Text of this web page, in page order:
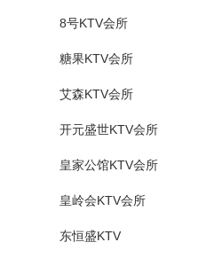
8号KTV会所
糖果KTV会所
艾森KTV会所
开元盛世KTV会所
皇家公馆KTV会所
皇岭会KTV会所
东恒盛KTV